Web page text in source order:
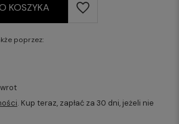
KOSZYKA
poprzez:
. Kup teraz, zapłać za 30 dni, jeżeli nie